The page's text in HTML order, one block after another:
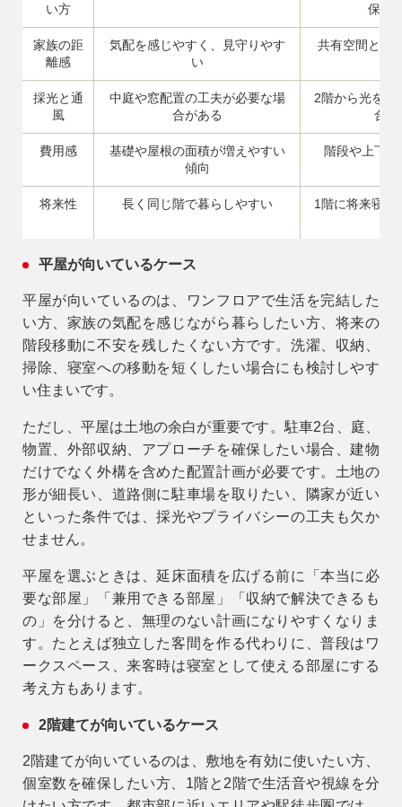
い方
保し
家族の距
離感
気配を感じやすく、見守りやす
い
共有空間と個
採光と通
風
中庭や窓配置の工夫が必要な場
合がある
2階から光を取
合が
費用感
基礎や屋根の面積が増えやすい
傾向
階段や上下
将来性 長く同じ階で暮らしやすい
1階に将来寝室
平屋が向いているケース
平屋が向いているのは、ワンフロアで生活を完結した
い方、家族の気配を感じながら暮らしたい方、将来の
階段移動に不安を残したくない方です。洗濯、収納、
掃除、寝室への移動を短くしたい場合にも検討しやす
い住まいです。
ただし、平屋は土地の余白が重要です。駐車2台、庭、
物置、外部収納、アプローチを確保したい場合、建物
だけでなく外構を含めた配置計画が必要です。土地の
形が細長い、道路側に駐車場を取りたい、隣家が近い
といった条件では、採光やプライバシーの工夫も欠か
せません。
平屋を選ぶときは、延床面積を広げる前に「本当に必
要な部屋」「兼用できる部屋」「収納で解決できるも
の」を分けると、無理のない計画になりやすくなりま
す。たとえば独立した客間を作る代わりに、普段はワ
ークスペース、来客時は寝室として使える部屋にする
考え方もあります。
2階建てが向いているケース
2階建てが向いているのは、敷地を有効に使いたい方、
個室数を確保したい方、1階と2階で生活音や視線を分
営業時間 9時〜18時
（定休／水曜日）
0120-70-1212
リフォーム
0120-37-7611